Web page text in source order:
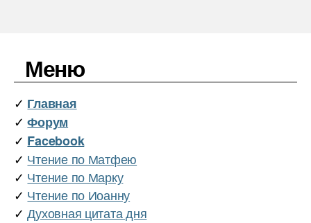
Меню
✓ Главная
✓Форум
✓ Facebook
✓ Чтение по Матфею
✓ Чтение по Марку
✓ Чтение по Иоанну
✓Духовная цитата дня